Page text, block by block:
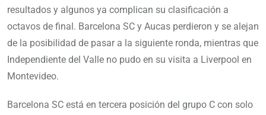
resultados y algunos ya complican su clasificación a
octavos de final. Barcelona SC y Aucas perdieron y se alejan
de la posibilidad de pasar a la siguiente ronda, mientras que
Independiente del Valle no pudo en su visita a Liverpool en
Montevideo.
Barcelona SC está en tercera posición del grupo C con solo